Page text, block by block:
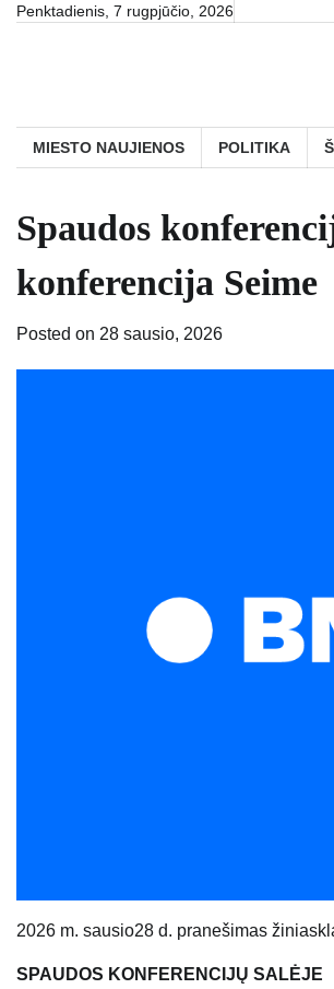
SkipPenktadienis, 7 rugpjūčio, 2026
MIESTO NAUJIENOS POLITIKA
Spaudos
konferencija Seime
Posted on 28 sausio, 2026
2026 m. sausio28 d. pranešimas
SPAUDOS KONFERENCIJŲ SALĖJE